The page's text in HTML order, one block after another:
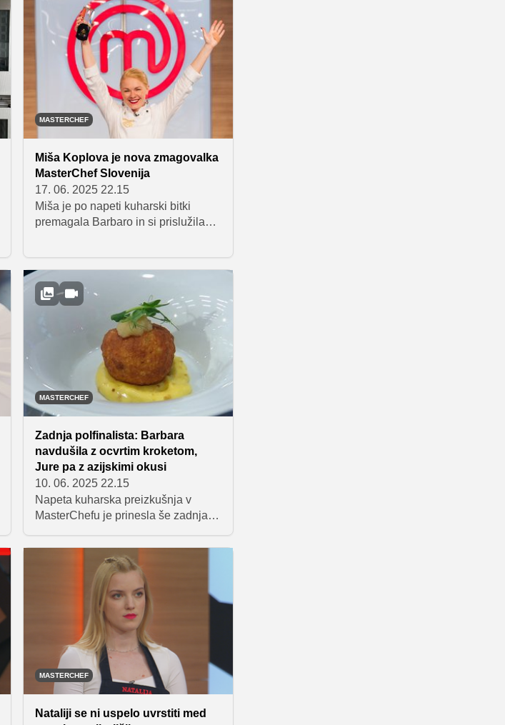
precej nerodno, sploh če želimo
dobiti lepe, enakomerne kose, ki jih
lahko elegantno pojemo, brez da bi
se popackali, umazali cele roke in
obraz ali pa celo potrebovali vilice in
MASTERCHEF
Miša Koplova je nova zmagovalka
MasterChef Slovenija
17. 06. 2025 22.15
Miša je po napeti kuharski bitki
premagala Barbaro in si prislužila
trojico je prepričala s tehnično
zahtevnimi jedmi, domiselnimi okusi
in brezhibno izvedbo. Domov je
odnesla pokal, laskavi naziv in
bogato denarno nagrado.
MASTERCHEF
Zadnja polfinalista: Barbara
navdušila z ocvrtim kroketom,
Jure pa z azijskimi okusi
10. 06. 2025 22.15
Napeta kuharska preizkušnja v
MasterChefu je prinesla še zadnja
sta postala Barbara Poljanec in
Jure, tekmovanje pa je zapustila
Barbara Ribič, ki ji v zadnjem izzivu
žal ni uspelo pripraviti jedi, s
katerimi bi navdušila sodnike.
MASTERCHEF
Nataliji se ni uspelo uvrstiti med